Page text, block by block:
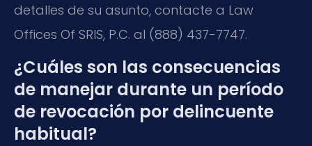
detalles de su asunto, contacte a Law
Offices Of SRIS, P.C. al (888) 437-7747.
¿Cuáles son las consecuencias
de manejar durante un período
de revocación por delincuente
habitual?